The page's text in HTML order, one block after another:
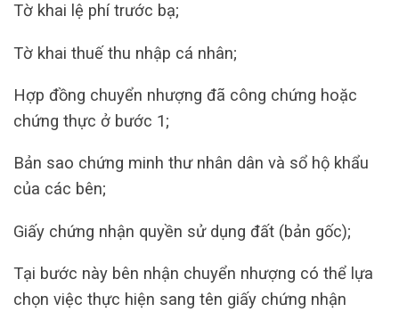
Tờ khai lệ phí trước bạ;
Tờ khai thuế thu nhập cá nhân;
Hợp đồng chuyển nhượng đã công chứng hoặc
chứng thực ở bước 1;
Bản sao chứng minh thư nhân dân và sổ hộ khẩu
của các bên;
Giấy chứng nhận quyền sử dụng đất (bản gốc);
Tại bước này bên nhận chuyển nhượng có thể lựa
chọn việc thực hiện sang tên giấy chứng nhận